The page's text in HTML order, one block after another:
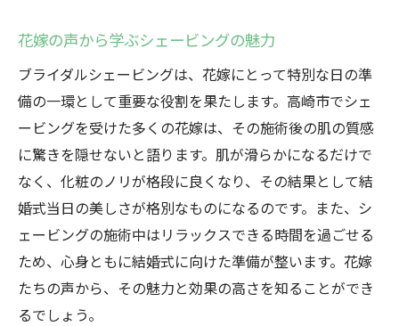
花嫁の声から学ぶシェービングの魅力
ブライダルシェービングは、花嫁にとって特別な日の準
備の一環として重要な役割を果たします。高崎市でシェ
ービングを受けた多くの花嫁は、その施術後の肌の質感
に驚きを隠せないと語ります。肌が滑らかになるだけで
なく、化粧のノリが格段に良くなり、その結果として結
婚式当日の美しさが格別なものになるのです。また、シ
ェービングの施術中はリラックスできる時間を過ごせる
ため、心身ともに結婚式に向けた準備が整います。花嫁
たちの声から、その魅力と効果の高さを知ることができ
るでしょう。